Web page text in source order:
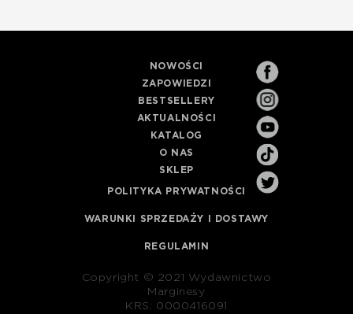
NOWOŚCI
ZAPOWIEDZI
BESTSELLERY
AKTUALNOŚCI
KATALOG
O NAS
SKLEP
POLITYKA PRYWATNOŚCI
WARUNKI SPRZEDAŻY I DOSTAWY
REGULAMIN
Copyright © 2021 Wydawnictwo
Marginesy
KRS: 0000416091